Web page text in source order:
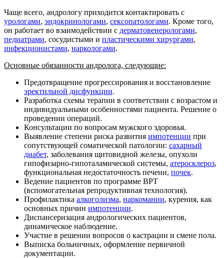
Чаще всего, андрологу приходится контактировать с
урологами, эндокринологами, сексопатологами. Кроме того,
он работает во взаимодействии с дерматовенерологами,
педиатрами, сосудистыми и пластическими хирургами,
инфекционистами, наркологами.
Основные обязанности андролога, следующие:
Предотвращение прогрессирования и восстановление
эректильной дисфункции.
Разработка схемы терапии в соответствии с возрастом и
индивидуальными особенностями пациента. Решение о
проведении операций.
Консультации по вопросам мужского здоровья.
Выявление степени риска развития импотенции при
сопутствующей соматической патологии: сахарный
диабет, заболевания щитовидной железы, опухоли
гипофизарно-гипоталамической системы, атеросклероз,
функциональная недостаточность печени, почек.
Ведение пациентов по программе ВРТ
(вспомогательная репродуктивная технология).
Профилактика алкоголизма, наркомании, курения, как
основных причин импотенции.
Диспансеризация андрологических пациентов,
динамическое наблюдение.
Участие в решении вопросов о кастрации и смене пола.
Выписка больничных, оформление первичной
документации.